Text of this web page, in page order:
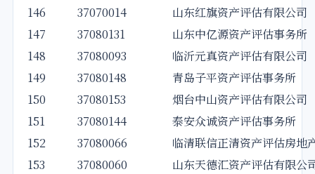
146
37070014
山东红旗资产评估有限公司
147
37080131
山东中亿源资产评估事务所
148
37080093
临沂元真资产评估有限公司
149
37080148
青岛子平资产评估事务所
150
37080153
烟台中山资产评估有限公司
151
37080144
泰安众诚资产评估事务所
152
37080066
临清联信正清资产评估房地
153
37080060
山东天德汇资产评估有限公